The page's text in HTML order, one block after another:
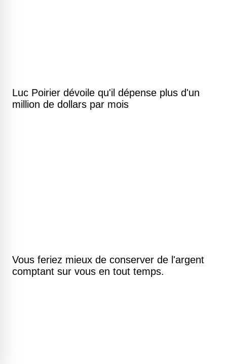
Luc Poirier dévoile qu'il dépense plus d'un
million de dollars par mois
Vous feriez mieux de conserver de l'argent
comptant sur vous en tout temps.